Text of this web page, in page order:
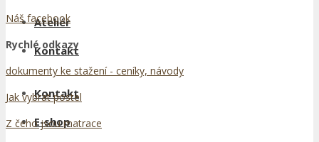
Kontakt
E-shop
Ateliér
Kontakt
Náš facebook
Rychlé odkazy
dokumenty ke stažení - ceníky, návody
Jak vybrat postel
Z čeho jsou matrace